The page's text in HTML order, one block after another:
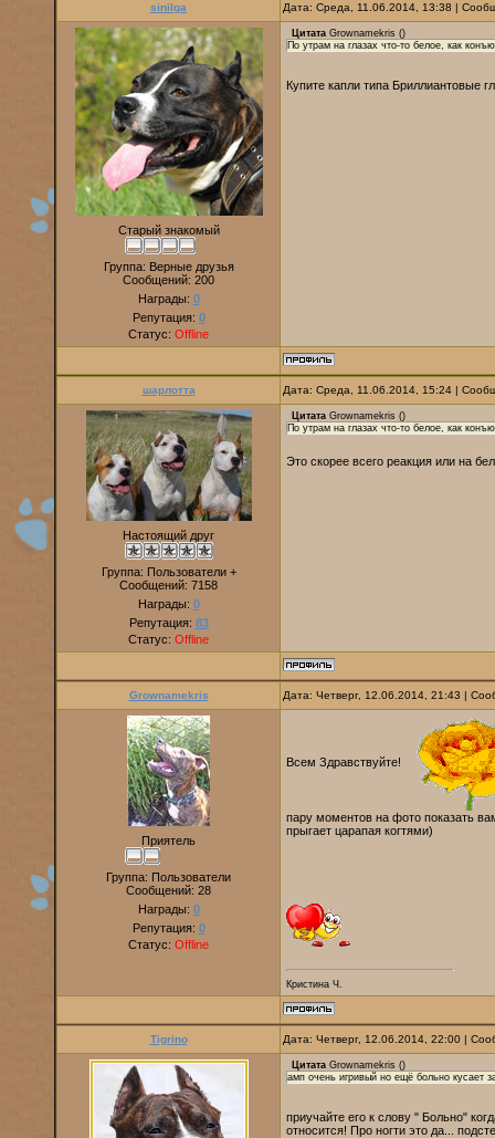
sinilga Дата: Среда, 11.06.2014, 13:38 |
Старый знакомый
Группа: Верные друзья
Сообщений: 200
Награды: 0
Репутация: 0
Статус: Offline
Цитата Grownamekris ()
По утрам на глазах что-то белое, как
Купите капли типа Бриллиантовые
шарлотта Дата: Среда, 11.06.2014, 15:24 |
Настоящий друг
Группа: Пользователи +
Сообщений: 7158
Награды: 0
Репутация: 83
Статус: Offline
Цитата Grownamekris ()
По утрам на глазах что-то белое, как
Это скорее всего реакция или на
Grownamekris Дата: Четверг, 12.06.2014, 21:43 |
Приятель
Группа: Пользователи
Сообщений: 28
Награды: 0
Репутация: 0
Статус: Offline
Всем Здравствуйте!
пару моментов на фото показать
прыгает царапая когтями)
Кристина Ч.
Tigrino Дата: Четверг, 12.06.2014, 22:00 |
Цитата Grownamekris ()
амп очень игривый но ещё больно кусает
приучайте его к слову " Больно"
относится! Про ногти это да...